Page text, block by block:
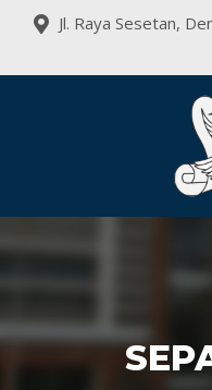
Jl. Raya Sesetan,